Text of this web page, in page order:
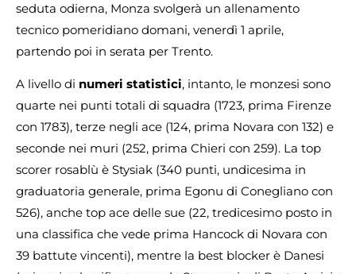
seduta odierna, Monza svolgerà un allenamento
tecnico pomeridiano domani, venerdì 1 aprile,
partendo poi in serata per Trento.
A livello di numeri statistici, intanto, le monzesi sono
quarte nei punti totali di squadra (1723, prima Firenze
con 1783), terze negli ace (124, prima Novara con 132) e
seconde nei muri (252, prima Chieri con 259). La top
scorer rosablù è Stysiak (340 punti, undicesima in
graduatoria generale, prima Egonu di Conegliano con
526), anche top ace delle sue (22, tredicesimo posto in
una classifica che vede prima Hancock di Novara con
39 battute vincenti), mentre la best blocker è Danesi